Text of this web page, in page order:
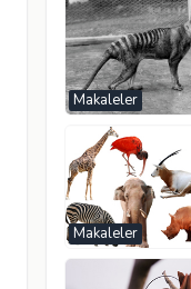
Makaleler
Makaleler